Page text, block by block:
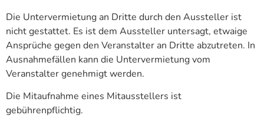
Die Untervermietung an Dritte durch den Aussteller ist
nicht gestattet. Es ist dem Aussteller untersagt, etwaige
Ansprüche gegen den Veranstalter an Dritte abzutreten. In
Ausnahmefällen kann die Untervermietung vom
Veranstalter genehmigt werden.
Die Mitaufnahme eines Mitausstellers ist
gebührenpflichtig.